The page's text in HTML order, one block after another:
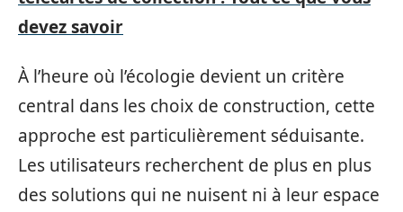
devez savoir
À l’heure où l’écologie devient un critère
central dans les choix de construction, cette
approche est particulièrement séduisante.
Les utilisateurs recherchent de plus en plus
des solutions qui ne nuisent ni à leur espace